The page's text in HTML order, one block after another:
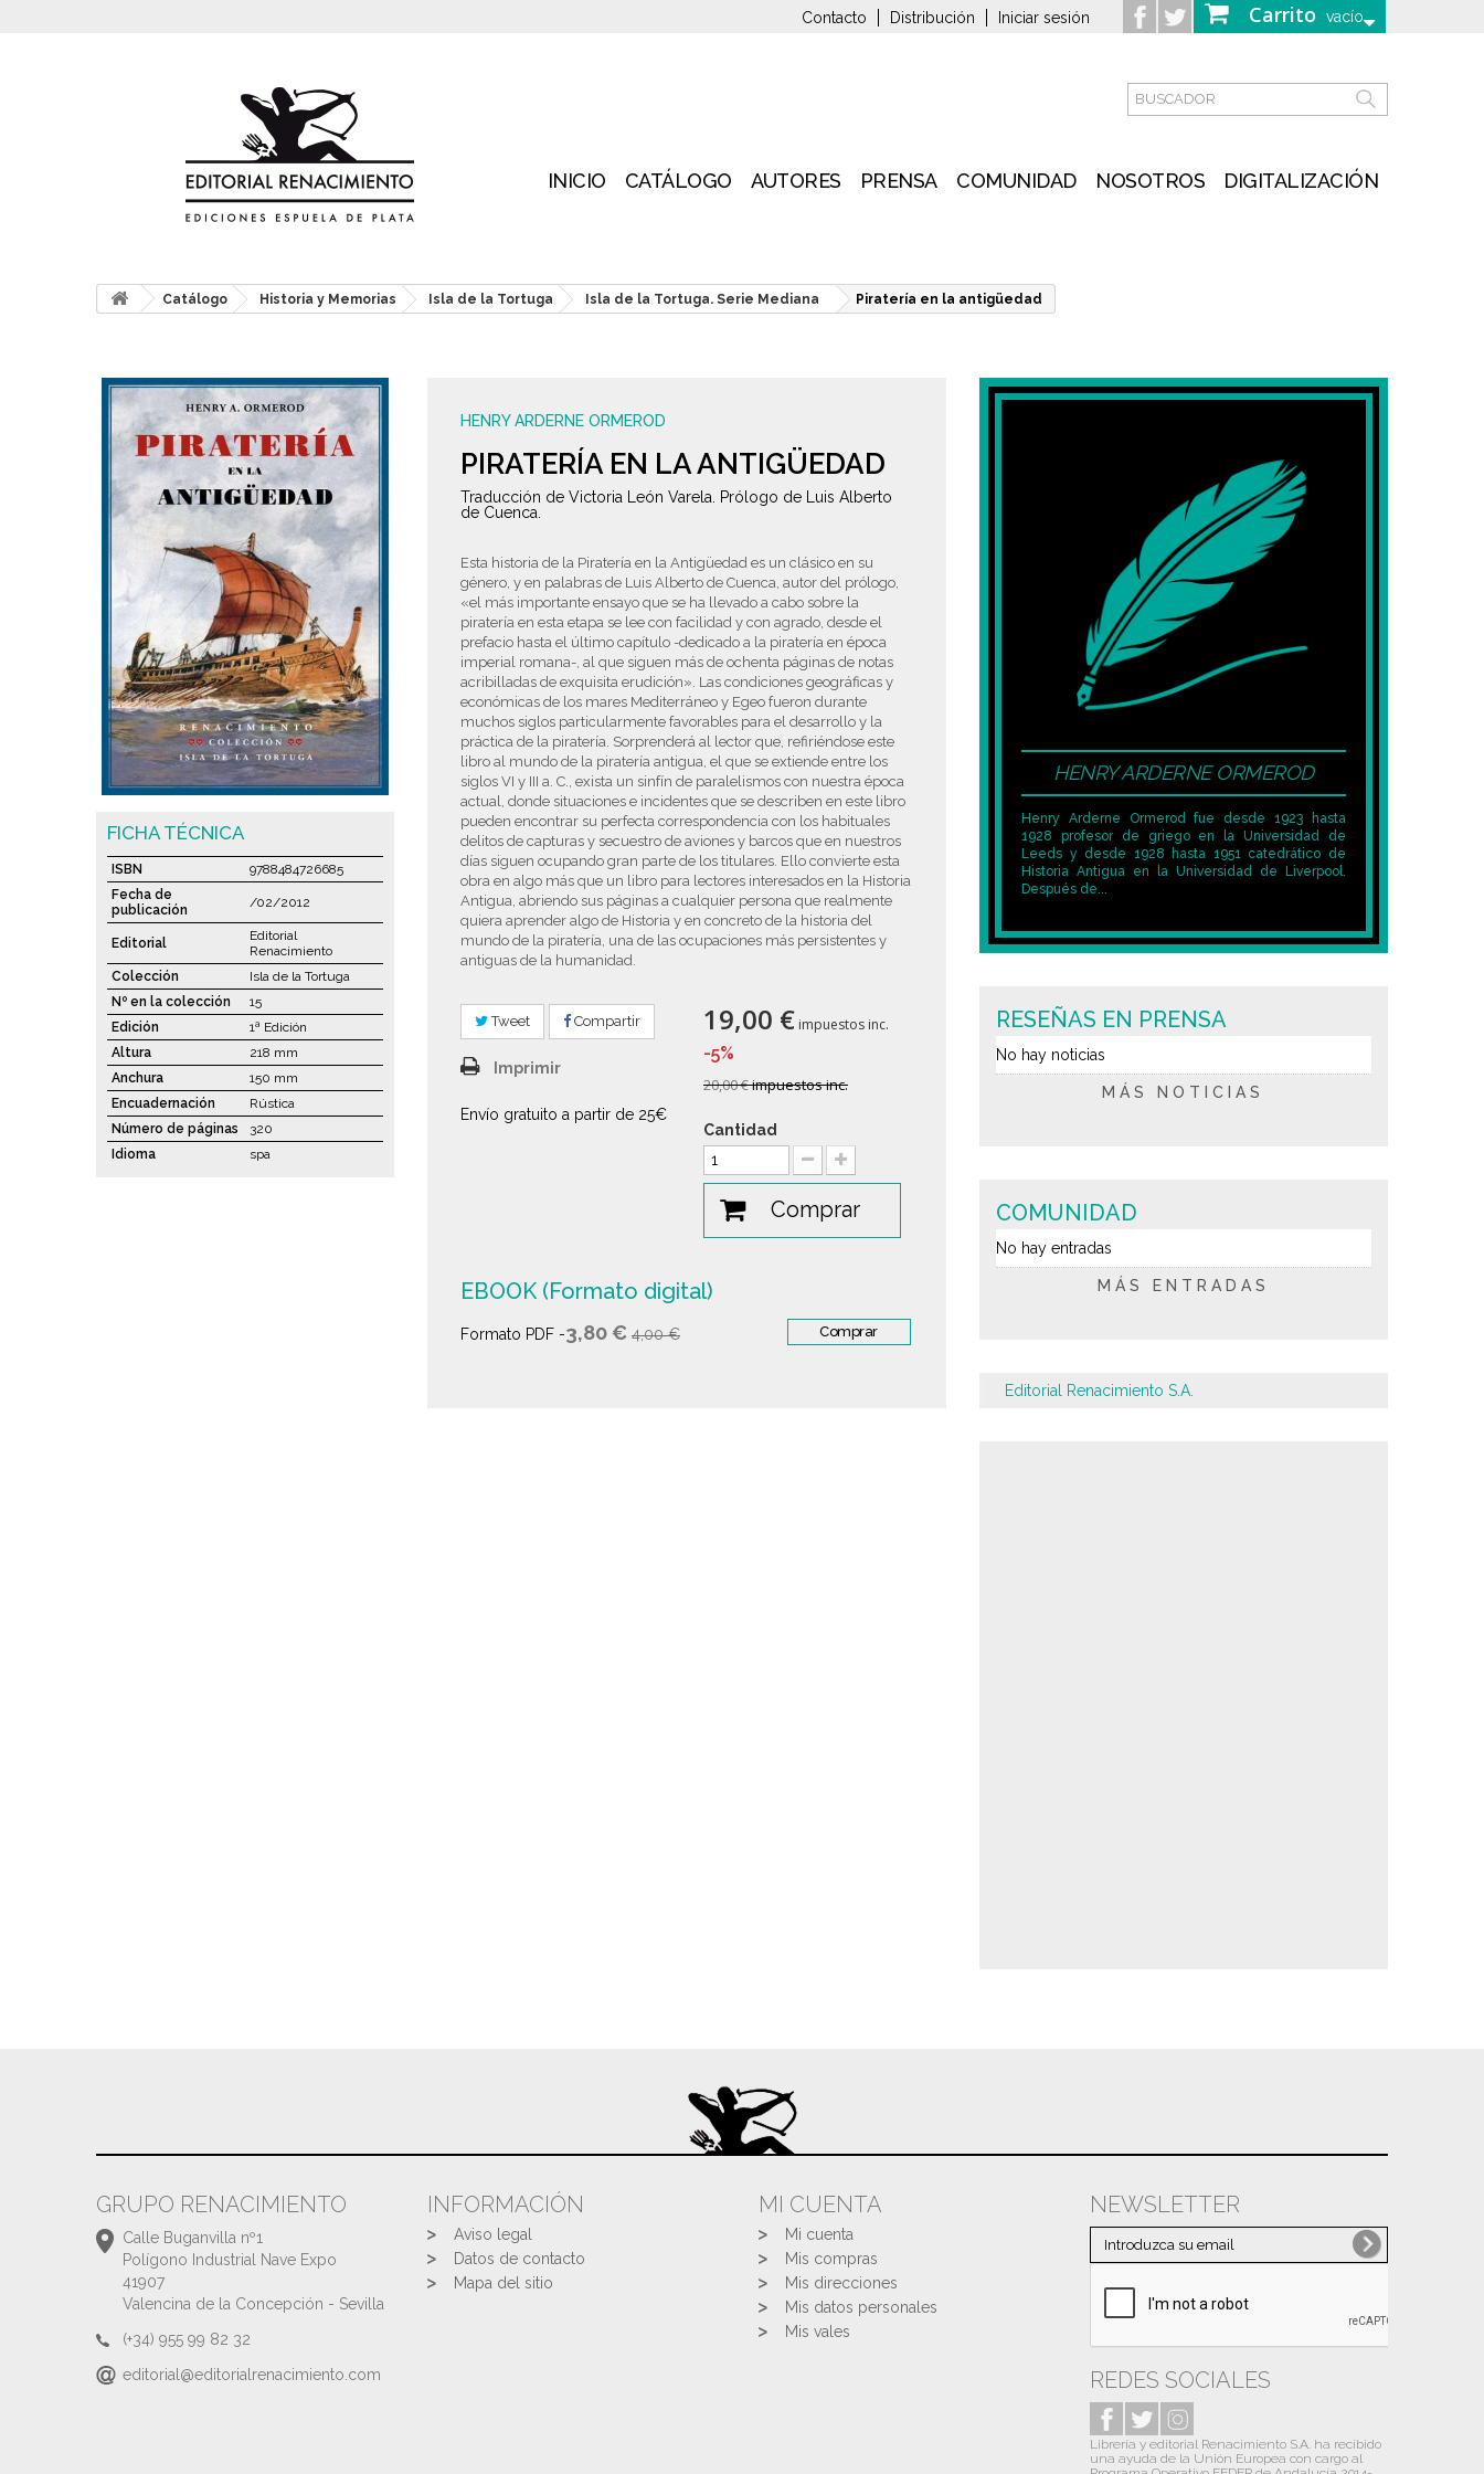
Carrito vacío
Contacto Distribución Iniciar sesión
INICIO CATÁLOGO AUTORES PRENSA COMUNIDAD NOSOTROS DIGITALIZACIÓN
Catálogo Historia y Memorias Isla de la Tortuga Isla de la Tortuga. Serie Mediana Piratería en la antigüedad
HENRY ARDERNE ORMEROD
PIRATERÍA EN LA ANTIGÜEDAD
Traducción de Victoria León Varela. Prólogo de Luis Alberto
de Cuenca.
Esta historia de la Piratería en la Antigüedad es un clásico en su
género, y en palabras de Luis Alberto de Cuenca, autor del prólogo,
«el más importante ensayo que se ha llevado a cabo sobre la
piratería en esta etapa se lee con facilidad y con agrado, desde el
prefacio hasta el último capítulo -dedicado a la piratería en época
imperial romana-, al que siguen más de ochenta páginas de notas
acribilladas de exquisita erudición». Las condiciones geográficas y
económicas de los mares Mediterráneo y Egeo fueron durante
muchos siglos particularmente favorables para el desarrollo y la
práctica de la piratería. Sorprenderá al lector que, refiriéndose este
libro al mundo de la piratería antigua, el que se extiende entre los
siglos VI y III a. C., exista un sinfín de paralelismos con nuestra época
actual, donde situaciones e incidentes que se describen en este libro
pueden encontrar su perfecta correspondencia con los habituales
delitos de capturas y secuestro de aviones y barcos que en nuestros
días siguen ocupando gran parte de los titulares. Ello convierte esta
obra en algo más que un libro para lectores interesados en la Historia
Antigua, abriendo sus páginas a cualquier persona que realmente
quiera aprender algo de Historia y en concreto de la historia del
mundo de la piratería, una de las ocupaciones más persistentes y
antiguas de la humanidad.
Tweet Compartir
Imprimir
Envío gratuito a partir de 25€
19,00 € impuestos inc.
-5%
20,00 €impuestos inc.
Cantidad
Comprar
EBOOK (Formato digital)
Formato PDF -3,80 € 4,00 € Comprar
FICHA TÉCNICA
ISBN
9788484726685
Fecha de
publicación
/02/2012
Editorial
Editorial
Renacimiento
Colección
Isla de la Tortuga
Nº en la colección
15
Edición
1ª Edición
Altura
218 mm
Anchura
150 mm
Encuadernación
Rústica
Número de páginas
320
Idioma
spa
HENRY ARDERNE ORMEROD
Henry Arderne Ormerod fue desde 1923 hasta
1928 profesor de griego en la Universidad de
Leeds y desde 1928 hasta 1951 catedrático de
Historia Antigua en la Universidad de Liverpool.
Después de...
RESEÑAS EN PRENSA
No hay noticias
MÁS NOTICIAS
COMUNIDAD
No hay entradas
MÁS ENTRADAS
Editorial Renacimiento S.A.
GRUPO RENACIMIENTO
Calle Buganvilla nº1
Polígono Industrial Nave Expo
41907
Valencina de la Concepción - Sevilla
(+34) 955 99 82 32
editorial@editorialrenacimiento.com
INFORMACIÓN
Aviso legal
Datos de contacto
Mapa del sitio
MI CUENTA
Mi cuenta
Mis compras
Mis direcciones
Mis datos personales
Mis vales
NEWSLETTER
REDES SOCIALES
Librería y editorial Renacimiento S.A. ha recibido
una ayuda de la Unión Europea con cargo al